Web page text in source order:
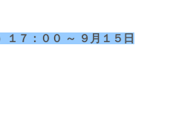
１７：００ ～ ９月１５日